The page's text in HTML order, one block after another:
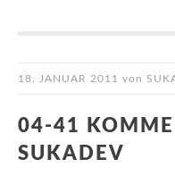
18. JANUAR 2011 von
04-41
SUKADEV